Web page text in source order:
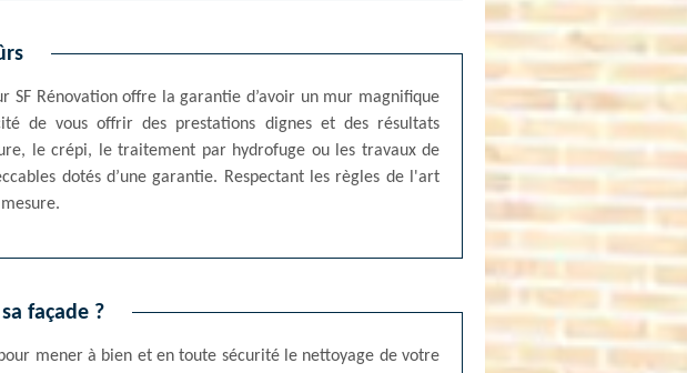
SF Rénovation offre la garantie d’avoir un mur magnifique
de vous offrir des prestations dignes et des résultats
le crépi, le traitement par hydrofuge ou les travaux de
dotés d’une garantie. Respectant les règles de l'art
façade ?
mener à bien et en toute sécurité le nettoyage de votre